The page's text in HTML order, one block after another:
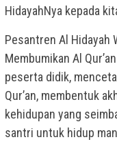
HidayahNya kepada
Pesantren Al Hidayah
Membumikan Al
peserta didik,
Qur’an, membentuk
kehidupan yang
santri untuk hidup